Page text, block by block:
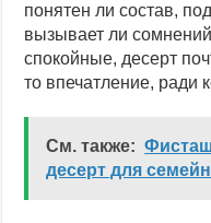
понятен ли состав,
вызывает ли
спокойные, десерт
то впечатление, ради
См. также:
десерт для